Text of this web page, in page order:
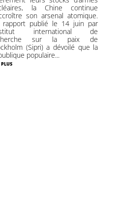
la Chine continue
son arsenal atomique.
rapport publié le 14 juin par
international de
sur la paix de
(Sipri) a dévoilé que la
populaire...